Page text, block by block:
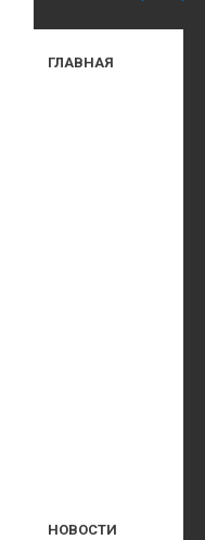
ГЛАВНАЯ
НОВОСТИ